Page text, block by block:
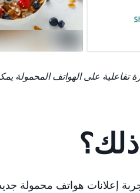
تفاعلية على الهواتف المحمولة
ذلك؟
إعلانات هواتف محمولة